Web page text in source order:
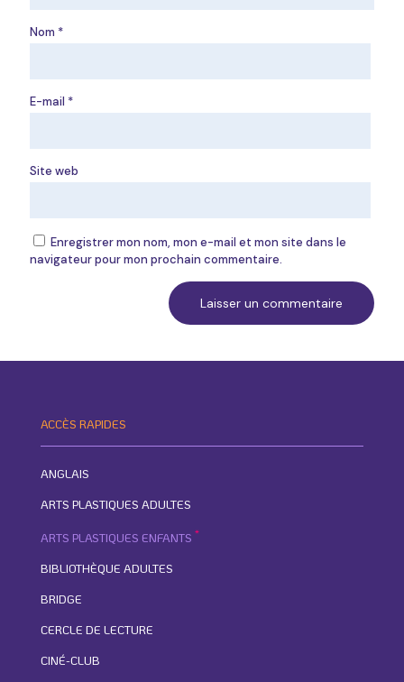
Nom *
E-mail *
Site web
Enregistrer mon nom, mon e-mail et mon site dans le
navigateur pour mon prochain commentaire.
ACCÈS RAPIDES
ANGLAIS
ARTS PLASTIQUES ADULTES
ARTS PLASTIQUES ENFANTS *
BIBLIOTHÈQUE ADULTES
BRIDGE
CERCLE DE LECTURE
CINÉ-CLUB